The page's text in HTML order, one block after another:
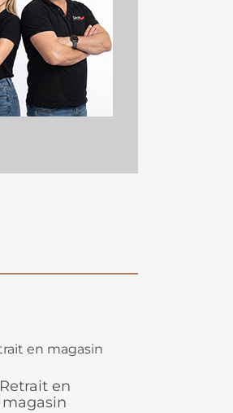
Retrait en
magasin